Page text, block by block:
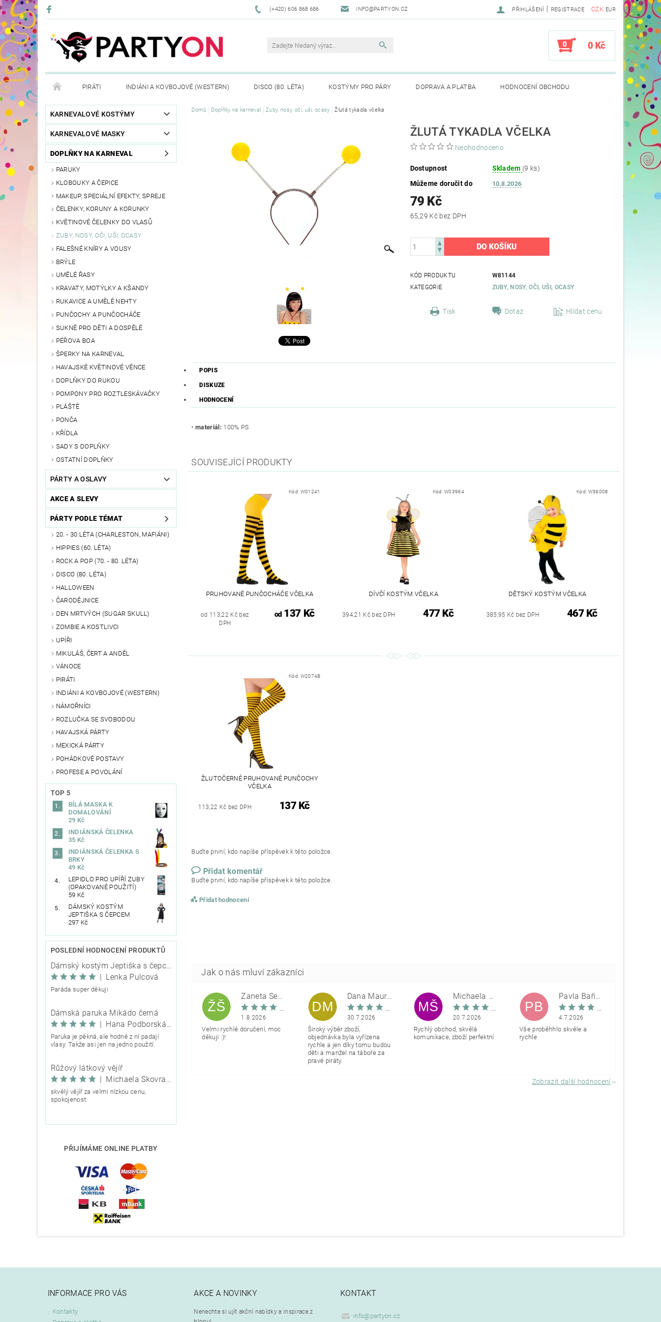
(+420) 606 868 686 INFO@PARTYON.CZ CZK EUR
PŘIHLÁŠENÍ | REGISTRACE
0 0 Kč
PIRÁTI INDIÁNI A KOVBOJOVÉ (WESTERN) DISCO (80. LÉTA) KOSTÝMY PRO PÁRY DOPRAVA A PLATBA HODNOCENÍ OBCHODU
KONTAKTY OBCHODNÍ PODMÍNKY VRÁCENÍ ZBOŽÍ REKLAMACE
KARNEVALOVÉ KOSTÝMY
KARNEVALOVÉ MASKY
DOPLŇKY NA KARNEVAL
PARUKY
KLOBOUKY A ČEPICE
MAKEUP, SPECIÁLNÍ EFEKTY, SPREJE
ČELENKY, KORUNY A KORUNKY
KVĚTINOVÉ ČELENKY DO VLASŮ
ZUBY, NOSY, OČI, UŠI, OCASY
FALEŠNÉ KNÍRY A VOUSY
BRÝLE
UMĚLÉ ŘASY
KRAVATY, MOTÝLKY A KŠANDY
RUKAVICE A UMĚLÉ NEHTY
PUNČOCHY A PUNČOCHÁČE
SUKNĚ PRO DĚTI A DOSPĚLÉ
PÉŘOVA BOA
ŠPERKY NA KARNEVAL
HAVAJSKÉ KVĚTINOVÉ VĚNCE
DOPLŇKY DO RUKOU
POMPONY PRO ROZTLESKÁVAČKY
PLÁŠTĚ
PONČA
KŘÍDLA
SADY S DOPLŇKY
OSTATNÍ DOPLŇKY
PÁRTY A OSLAVY
AKCE A SLEVY
PÁRTY PODLE TÉMAT
20. - 30.LÉTA (CHARLESTON, MAFIÁNI)
HIPPIES (60. LÉTA)
ROCK A POP (70. - 80. LÉTA)
DISCO (80. LÉTA)
HALLOWEEN
ČARODĚJNICE
DEN MRTVÝCH (SUGAR SKULL)
ZOMBIE A KOSTLIVCI
UPÍŘI
MIKULÁŠ, ČERT A ANDĚL
VÁNOCE
PIRÁTI
INDIÁNI A KOVBOJOVÉ (WESTERN)
NÁMOŘNÍCI
ROZLUČKA SE SVOBODOU
HAVAJSKÁ PÁRTY
MEXICKÁ PÁRTY
POHÁDKOVÉ POSTAVY
PROFESE A POVOLÁNÍ
TOP 5
BÍLÁ MASKA K
DOMALOVÁNÍ
29 Kč
INDIÁNSKÁ ČELENKA
35 Kč
INDIÁNSKÁ ČELENKA S
BRKY
49 Kč
LEPIDLO PRO UPÍŘÍ ZUBY
(OPAKOVANÉ POUŽITÍ)
59 Kč
DÁMSKÝ KOSTÝM
JEPTIŠKA S ČEPCEM
297 Kč
POSLEDNÍ HODNOCENÍ PRODUKTŮ
Dámský kostým Jeptiška s čepcem
| Lenka Pulcová
Paráda super děkuji
Dámská paruka Mikádo černá
|
Hana Podborská TRIXIE
Paruka je pěkná, ale hodně z ní padají
vlasy. Takže asi jen na jedno použití.
Růžový látkový vějíř
|
Michaela Škovranová
skvělý vějíř za velmi nízkou cenu,
spokojenost
PŘIJÍMÁME ONLINE PLATBY
Domů Doplňky na karneval Zuby, nosy, oči, uši, ocasy Žlutá tykadla včelka
ŽLUTÁ TYKADLA VČELKA
Neohodnoceno
Dostupnost Skladem (9 ks)
Můžeme doručit do
10.8.2026
79 Kč
65,29 Kč bez DPH
KÓD PRODUKTU
W81144
KATEGORIE
ZUBY, NOSY, OČI, UŠI, OCASY
Tisk Dotaz Hlídat cenu
POPIS
DISKUZE
HODNOCENÍ
•materiál: 100% PS
SOUVISEJÍCÍ PRODUKTY
Kód: W01241
PRUHOVANÉ PUNČOCHÁČE VČELKA
od 113,22 Kč bez
DPH
od137 Kč
Kód:W03964
DÍVČÍ KOSTÝM VČELKA
394,21 Kč bez DPH 477 Kč
Kód: W36008
DĚTSKÝ KOSTÝM VČELKA
385,95 Kč bez DPH 467 Kč
Kód: W2074B
ŽLUTOČERNÉ PRUHOVANÉ PUNČOCHY
VČELKA
113,22 Kč bez DPH 137 Kč
Buďte první, kdo napíše příspěvek k této položce.
Přidat komentář
Buďte první, kdo napíše příspěvek k této položce.
Přidat hodnocení
ŽŠ
Žaneta Šemberová
1.8.2026
Velmi rychlé doručení, moc
děkuji :)!
DM
Dana Maurerová
30.7.2026
Široký výběr zboží,
objednávka byla vyřízena
rychle a jen díky tomu budou
děti a manžel na táboře za
pravé piráty.
MŠ
Michaela Škovranová
20.7.2026
Rychlý obchod, skvělá
komunikace, zboží perfektní
PB
Pavla Bařinová
4.7.2026
Vše proběhhlo skvěle a
rychle
Zobrazit další hodnocení
INFORMACE PRO VÁS
Kontakty
AKCE A NOVINKY
Nenechte si ujít akční nabídky a inspirace z
KONTAKT
info@ partyon.cz